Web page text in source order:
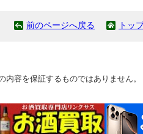
前のページへ戻る トッ
容を保証するものではありません。